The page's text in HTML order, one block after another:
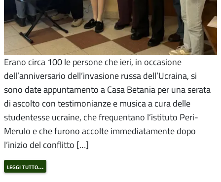
Erano circa 100 le persone che ieri, in occasione
dell’anniversario dell’invasione russa dell’Ucraina, si
sono date appuntamento a Casa Betania per una serata
di ascolto con testimonianze e musica a cura delle
studentesse ucraine, che frequentano l’istituto Peri-
Merulo e che furono accolte immediatamente dopo
l’inizio del conflitto […]
leggi tutto…